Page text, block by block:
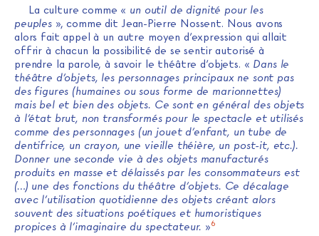
La culture comme « un outil de dignité pour les
peuples», comme dit Jean-Pierre Nossent. Nous avons
alors fait appel à un autre moyen d’expression qui allait
offrir à chacun la possibilité de se sentir autorisé à
prendre la parole, à savoir le théâtre d’objets. « Dans le
théâtre d’objets, les personnages principaux ne sont pas
des figures (humaines ou sous forme de marionnettes)
mais bel et bien des objets. Ce sont en général des objets
à l’état brut, non transformés pour le spectacle et utilisés
comme des personnages (un jouet d’enfant, un tube de
dentifrice, un crayon, une vieille théière, un post-it, etc.).
Donner une seconde vie à des objets manufacturés
produits en masse et délaissés par les consommateurs est
(…) une des fonctions du théâtre d’objets. Ce décalage
avec l’utilisation quotidienne des objets créant alors
souvent des situations poétiques et humoristiques
propices à l’imaginaire du spectateur. »6